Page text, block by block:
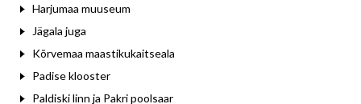
Harjumaa muuseum
Jägala juga
Kõrvemaa maastikukaitseala
Padise klooster
Paldiski linn ja Pakri poolsaar